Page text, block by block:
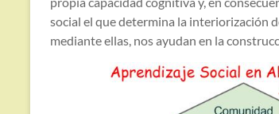
social el que determina la interiorización
mediante ellas, nos ayudan en la